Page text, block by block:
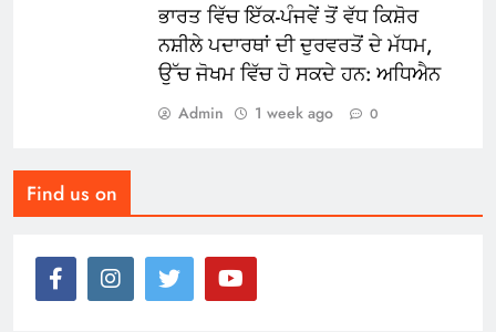
ਭਾਰਤ ਵਿੱਚ ਇੱਕ-ਪੰਜਵੇਂ ਤੋਂ ਵੱਧ ਕਿਸ਼ੋਰ
ਨਸ਼ੀਲੇ ਪਦਾਰਥਾਂ ਦੀ ਦੁਰਵਰਤੋਂ ਦੇ ਮੱਧਮ,
ਉੱਚ ਜੋਖਮ ਵਿੱਚ ਹੋ ਸਕਦੇ ਹਨ: ਅਧਿਐਨ
Admin 1 week ago 0
Find us on